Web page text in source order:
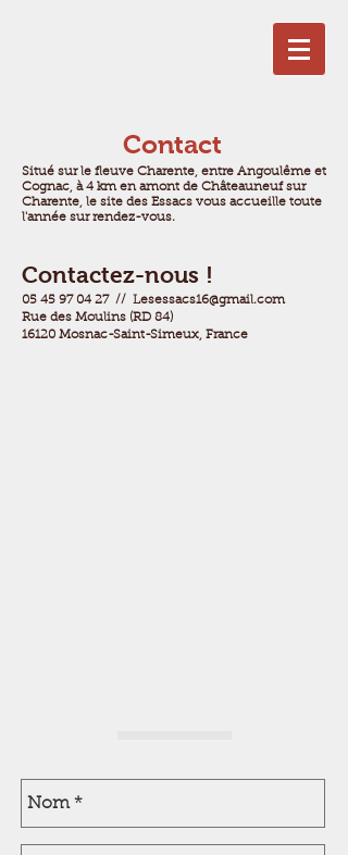
Contact
Situé sur le fleuve Charente, entre Angoulême et
Cognac, à 4 km en amont de Châteauneuf sur
Charente, le site des Essacs vous accueille toute
l'année sur rendez-vous.
Contactez-nous !
05 45 97 04 27// Lesessacs16@gmail.com
Rue des Moulins (RD 84)
16120 Mosnac-Saint-Simeux, France